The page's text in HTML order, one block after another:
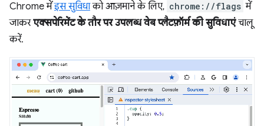
Chrome मेंइस सुविधाको आज़माने के लिए, chrome://flags में
जाकरएक्सपेरिमेंट के तौर पर उपलब्ध वेब प्लैटफ़ॉर्म की सुविधाएंचालू
करें.